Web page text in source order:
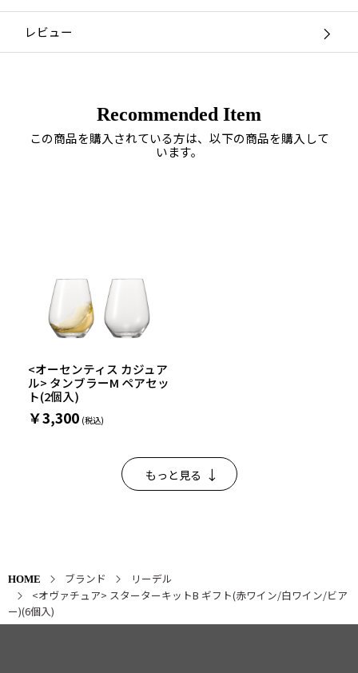
レビュー
Recommended Item
この商品を購入されている方は、以下の商品を購入して
います。
<オーセンティス カジュア
ル> タンブラーM ペアセッ
ト(2個入)
￥3,300
もっと見る
HOME ブランド
リーデル
<オヴァチュア> スターターキットB ギフト(赤ワイン/白ワイン/ビア
ー)(6個入)